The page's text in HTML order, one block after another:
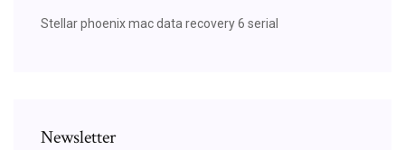
Stellar phoenix mac data recovery 6 serial
Newsletter